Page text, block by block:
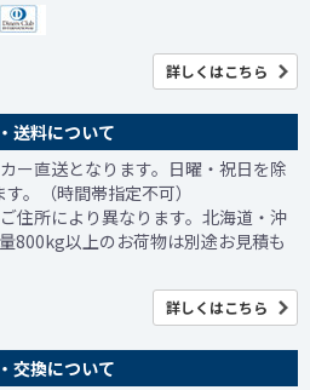
詳しくはこちら
送料について
ー直送となります。日曜・祝日を除
。（時間帯指定不可）
住所により異なります。北海道・沖
800kg以上のお荷物は別途お見積も
詳しくはこちら
交換について